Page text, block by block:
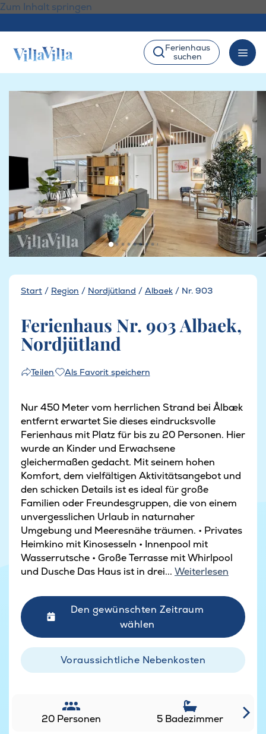
Zum Inhalt springen
Ferienhaus
suchen
Start / Region / Nordjütland / Albaek / Nr. 903
Ferienhaus Nr. 903 Albaek,
Nordjütland
Teilen Als Favorit speichern
Nur 450 Meter vom herrlichen Strand bei Ålbæk
entfernt erwartet Sie dieses eindrucksvolle
Ferienhaus mit Platz für bis zu 20 Personen. Hier
wurde an Kinder und Erwachsene
gleichermaßen gedacht. Mit seinem hohen
Komfort, dem vielfältigen Aktivitätsangebot und
den schicken Details ist es ideal für große
Familien oder Freundesgruppen, die von einem
unvergesslichen Urlaub in naturnaher
Umgebung und Meeresnähe träumen. • Privates
Heimkino mit Kinosesseln • Innenpool mit
Wasserrutsche • Große Terrasse mit Whirlpool
und Dusche Das Haus ist in drei... Weiterlesen
Den gewünschten Zeitraum
wählen
Voraussichtliche Nebenkosten
20 Personen 5 Badezimmer